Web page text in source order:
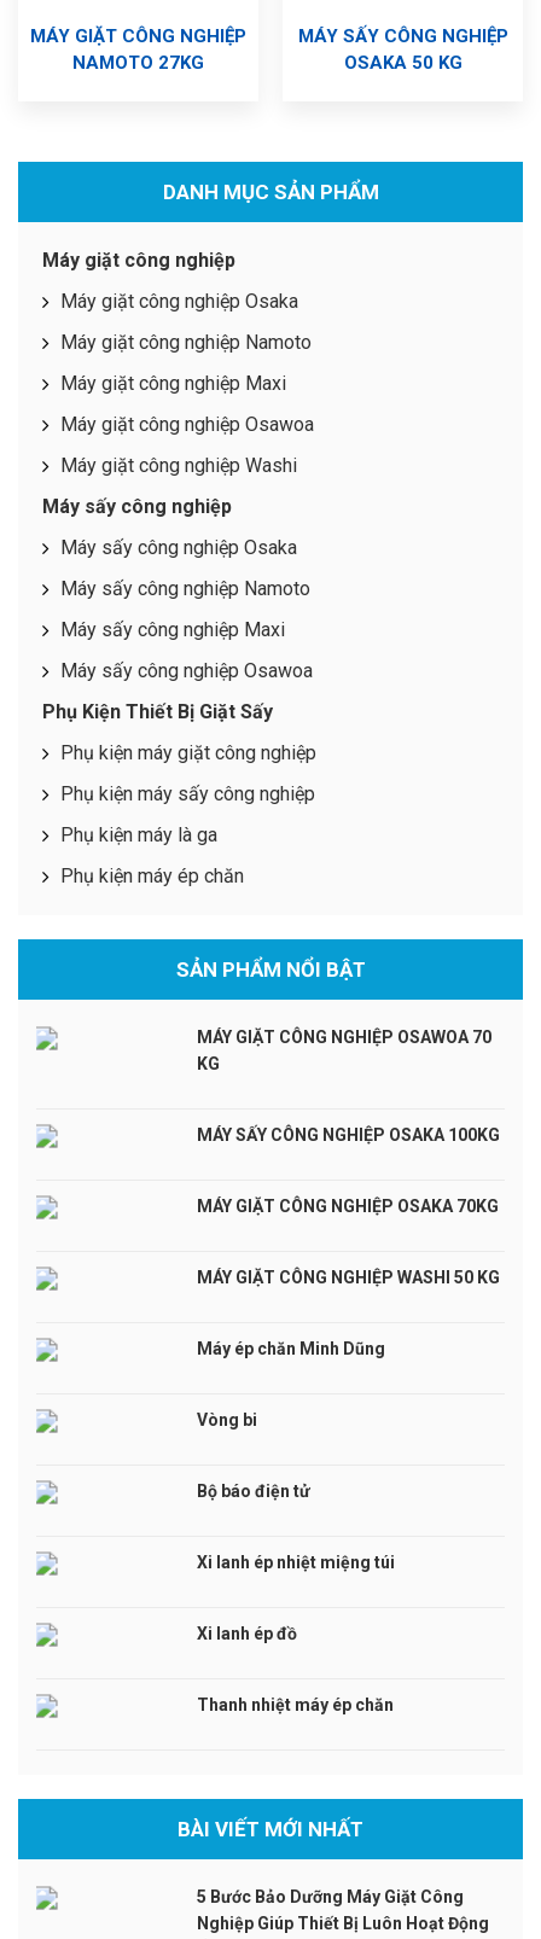
DANH MỤC SẢN PHẨM
Máy giặt công nghiệp
Máy giặt công nghiệp Osaka
Máy giặt công nghiệp Namoto
Máy giặt công nghiệp Maxi
Máy giặt công nghiệp Osawoa
Máy giặt công nghiệp Washi
Máy sấy công nghiệp
Máy sấy công nghiệp Osaka
Máy sấy công nghiệp Namoto
Máy sấy công nghiệp Maxi
Máy sấy công nghiệp Osawoa
Phụ Kiện Thiết Bị Giặt Sấy
Phụ kiện máy giặt công nghiệp
Phụ kiện máy sấy công nghiệp
Phụ kiện máy là ga
Phụ kiện máy ép chăn
SẢN PHẨM NỔI BẬT
MÁY GIẶT CÔNG NGHIỆP OSAWOA 70
KG
MÁY SẤY CÔNG NGHIỆP OSAKA 100KG
MÁY GIẶT CÔNG NGHIỆP OSAKA 70KG
MÁY GIẶT CÔNG NGHIỆP WASHI 50 KG
Máy ép chăn Minh Dũng
Vòng bi
Bộ báo điện tử
Xi lanh ép nhiệt miệng túi
Xi lanh ép đồ
Thanh nhiệt máy ép chăn
BÀI VIẾT MỚI NHẤT
5 Bước Bảo Dưỡng Máy Giặt Công
Nghiệp Giúp Thiết Bị Luôn Hoạt Động
MÁY GIẶT CÔNG NGHIỆP
NAMOTO 27KG
MÁY SẤY CÔNG NGHIỆP
OSAKA 50 KG